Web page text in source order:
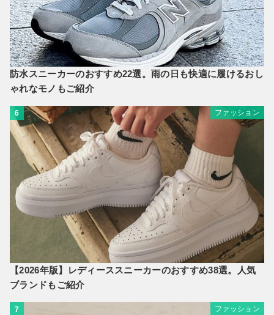
防水スニーカーのおすすめ22選。雨の日も快適に履けるおし
ゃれなモノもご紹介
6 ファッション
【2026年版】レディーススニーカーのおすすめ38選。人気
ブランドもご紹介
7 ファッション